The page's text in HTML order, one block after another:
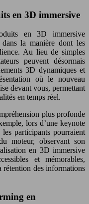
en 3D immersive
en 3D immersive
la manière dont les
Au lieu de simples
peuvent désormais
3D dynamiques et
où le nouveau
devant vous, permettant
en temps réel.
plus profonde
lors d’une keynote
participants pourraient
moteur, observant son
en 3D immersive
et mémorables,
rétention des informations
en